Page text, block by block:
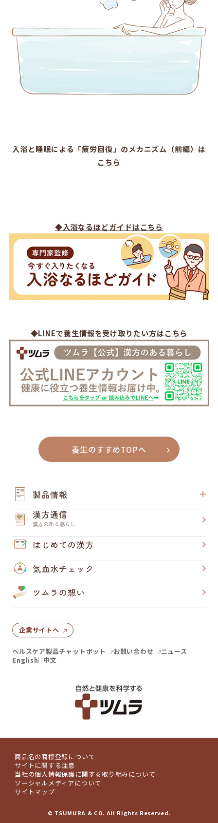
入浴と睡眠による「疲労回復」のメカニズム（前編）は
こちら
◆入浴なるほどガイドはこちら
◆LINEで養生情報を受け取りたい方はこちら
養生のすすめTOPへ
製品情報
漢方通信
漢方のある暮らし
はじめての漢方
気血水チェック
ツムラの想い
企業サイトへ
ヘルスケア製品チャットボット お問い合わせ
ニュース
English
中文
商品名の商標登録について
サイトに関する注意
当社の個人情報保護に関する取り組みについて
ソーシャルメディアについて
サイトマップ
© TSUMURA & CO. All Rights Reserved.